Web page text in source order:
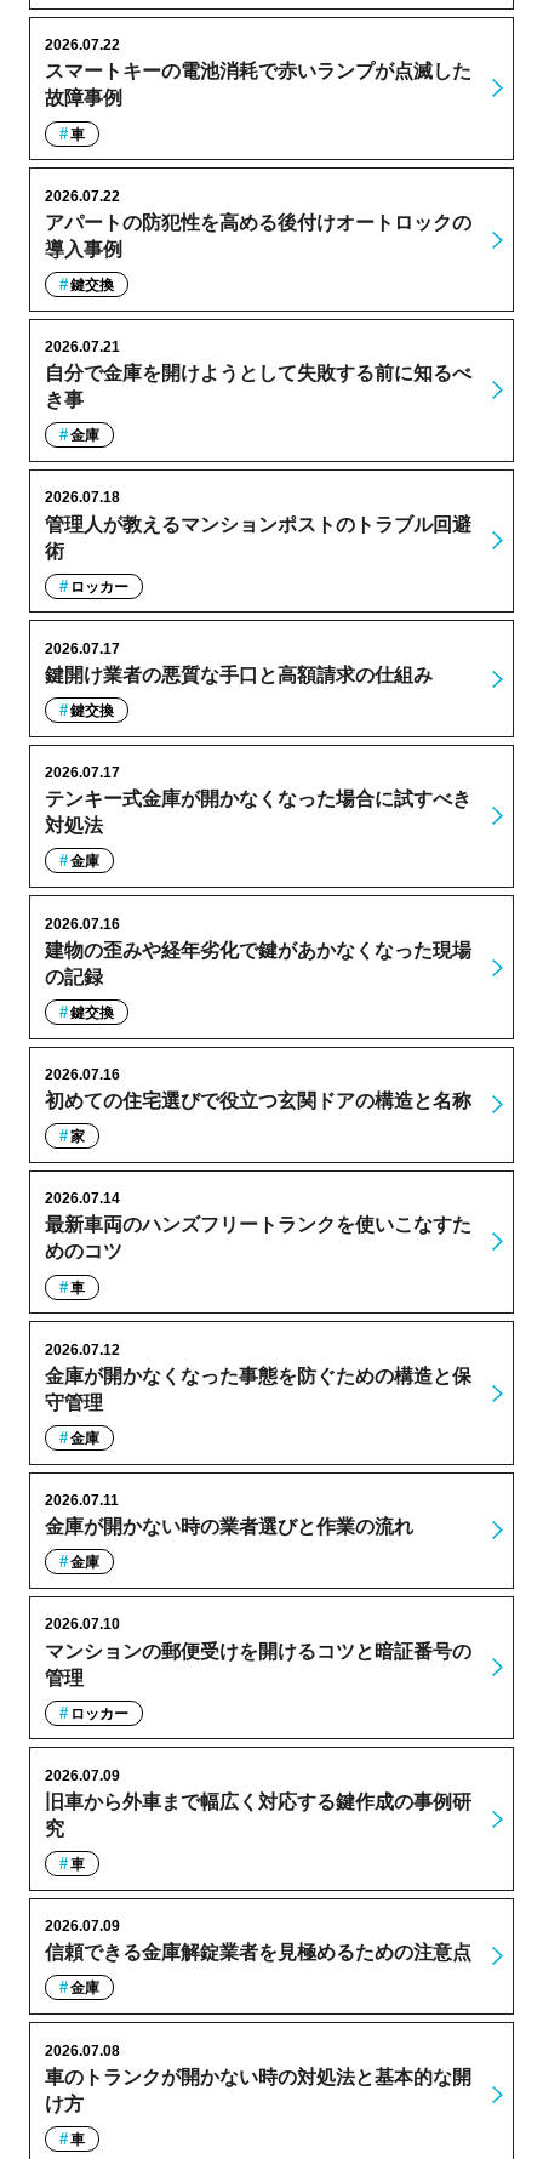
スマートキーの電池消耗で赤いランプが点滅した
故障事例
2026.07.22
車
アパートの防犯性を高める後付けオートロックの
導入事例
2026.07.22
鍵交換
自分で金庫を開けようとして失敗する前に知るべ
き事
2026.07.21
金庫
管理人が教えるマンションポストのトラブル回避
術
2026.07.18
ロッカー
鍵開け業者の悪質な手口と高額請求の仕組み
2026.07.17
鍵交換
テンキー式金庫が開かなくなった場合に試すべき
対処法
2026.07.17
金庫
建物の歪みや経年劣化で鍵があかなくなった現場
の記録
2026.07.16
鍵交換
初めての住宅選びで役立つ玄関ドアの構造と名称
2026.07.16
家
最新車両のハンズフリートランクを使いこなすた
めのコツ
2026.07.14
車
金庫が開かなくなった事態を防ぐための構造と保
守管理
2026.07.12
金庫
金庫が開かない時の業者選びと作業の流れ
2026.07.11
金庫
マンションの郵便受けを開けるコツと暗証番号の
管理
2026.07.10
ロッカー
旧車から外車まで幅広く対応する鍵作成の事例研
究
2026.07.09
車
信頼できる金庫解錠業者を見極めるための注意点
2026.07.09
金庫
車のトランクが開かない時の対処法と基本的な開
け方
2026.07.08
車